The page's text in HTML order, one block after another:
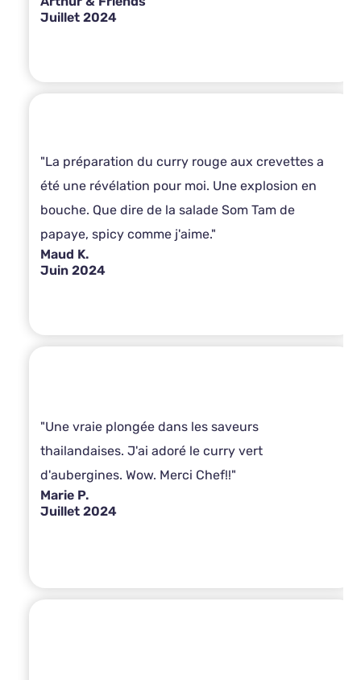
Juillet 2024
"La préparation du curry rouge aux crevettes a
été une révélation pour moi. Une explosion en
bouche. Que dire de la salade Som Tam de
papaye, spicy comme j'aime."
Maud K.
Juin 2024
"Une vraie plongée dans les saveurs
thailandaises. J'ai adoré le curry vert
d'aubergines. Wow. Merci Chef!!"
Marie P.
Juillet 2024